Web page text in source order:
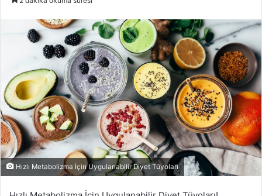
göndermek
Hızlı Metabolizma İçin Uygulanabilir Diyet Tüyoları